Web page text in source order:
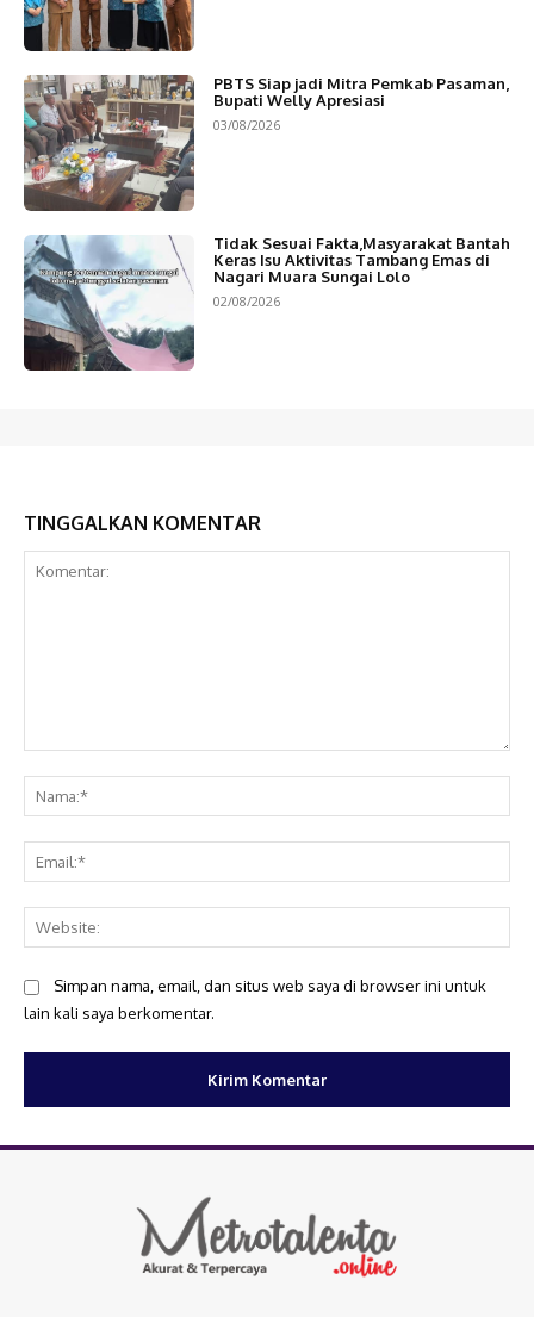
PBTS Siap jadi Mitra Pemkab Pasaman,
Bupati Welly Apresiasi
03/08/2026
Tidak Sesuai Fakta,Masyarakat Bantah
Keras Isu Aktivitas Tambang Emas di
Nagari Muara Sungai Lolo
02/08/2026
TINGGALKAN KOMENTAR
Simpan nama, email, dan situs web saya di browser ini untuk
lain kali saya berkomentar.